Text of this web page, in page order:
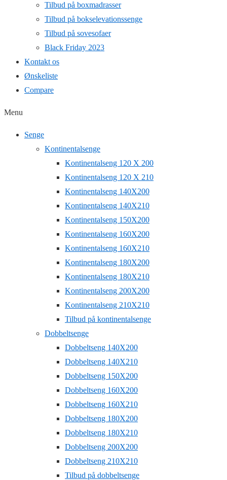
Tilbud på boxmadrasser
Tilbud på bokselevationssenge
Tilbud på sovesofaer
Black Friday 2023
Kontakt os
Ønskeliste
Compare
Menu
Senge
Kontinentalsenge
Kontinentalseng 120 X 200
Kontinentalseng 120 X 210
Kontinentalseng 140X200
Kontinentalseng 140X210
Kontinentalseng 150X200
Kontinentalseng 160X200
Kontinentalseng 160X210
Kontinentalseng 180X200
Kontinentalseng 180X210
Kontinentalseng 200X200
Kontinentalseng 210X210
Tilbud på kontinentalsenge
Dobbeltsenge
Dobbeltseng 140X200
Dobbeltseng 140X210
Dobbeltseng 150X200
Dobbeltseng 160X200
Dobbeltseng 160X210
Dobbeltseng 180X200
Dobbeltseng 180X210
Dobbeltseng 200X200
Dobbeltseng 210X210
Tilbud på dobbeltsenge